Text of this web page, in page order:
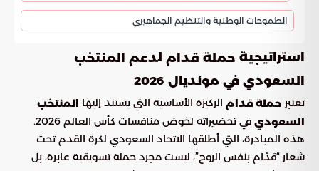
الطموحات الوطنية والتنظيم الجماهيري
استراتيجية حملة قدام لدعم المنتخب
السعودي في مونديال 2026
تعتبر حملة قدام الركيزة الأساسية التي يستند إليها المنتخب
السعودي
في تحضيراته لخوض منافسات كأس العالم 2026.
هذه المبادرة، التي أطلقها الاتحاد السعودي لكرة القدم تحت
شعار “قدّام بنفس الروح”، ليست مجرد حملة تسويقية عابرة، بل